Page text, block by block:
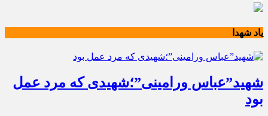
یاد شهدا
شهید”عباس ورامینی”؛شهیدی که مرد عمل
بود